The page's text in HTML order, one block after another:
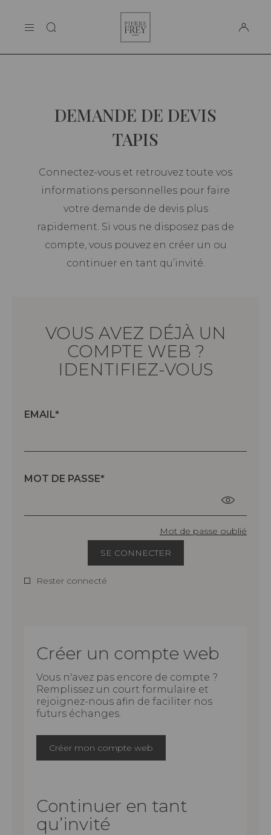
LA MAISON
Frey
DEMANDE DE DEVIS
TAPIS
Connectez-vous et retrouvez toute vos
informations personnelles pour faire
votre demande de devis plus
rapidement. Si vous ne disposez pas de
compte, vous pouvez en créer un ou
continuer en tant qu’invité.
VOUS AVEZ DÉJÀ UN
COMPTE WEB ?
IDENTIFIEZ-VOUS
EMAIL
MOT DE PASSE
Mot de passe oublié
SE CONNECTER
Rester connecté
Créer un compte web
Vous n'avez pas encore de compte ?
Remplissez un court formulaire et
rejoignez-nous afin de faciliter nos
futurs échanges.
Créer mon compte web
Continuer en tant
qu’invité